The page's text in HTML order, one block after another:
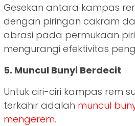
Gesekan antara kampas
dengan piringan cakram
abrasi pada permukaan
mengurangi efektivitas
5. Muncul Bunyi Berdecit
Untuk ciri-ciri kampas rem
terkahir adalah muncul
mengerem.